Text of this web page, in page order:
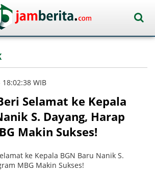
WIB
Selamat ke Kepala
S. Dayang, Harap
Makin Sukses!